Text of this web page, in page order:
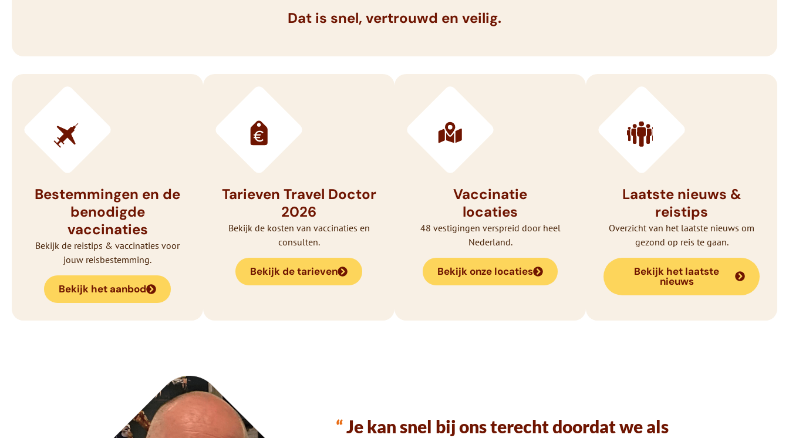
Dat is snel, vertrouwd en veilig.
Bestemmingen en de
benodigde
vaccinaties
Bekijk de reistips & vaccinaties voor
jouw reisbestemming.
Bekijk het aanbod
Tarieven Travel Doctor
2026
Bekijk de kosten van vaccinaties en
consulten.
Bekijk de tarieven
Vaccinatie
locaties
48 vestigingen verspreid door heel
Nederland.
Bekijk onze locaties
Laatste nieuws &
reistips
Overzicht van het laatste nieuws om
gezond op reis te gaan.
Bekijk het laatste
nieuws
“Je kan snel bij ons terecht doordat we als